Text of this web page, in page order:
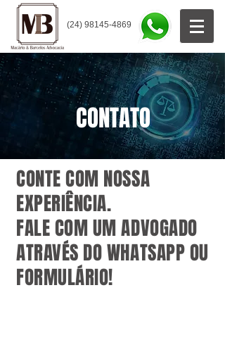
(24) 98145-4869
CONTATO
CONTE COM NOSSA
EXPERIÊNCIA.
FALE COM UM ADVOGADO
ATRAVÉS DO WHATSAPP OU
FORMULÁRIO!